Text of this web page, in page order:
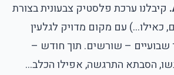
קיבלנו ערכת פלסטיק צבעונית בצורת
כאילו...) עם מקום מדויק לגלעין
שבועיים – שורשים. תוך חודש –
הסבתא התרגשה, אפילו הכלב...